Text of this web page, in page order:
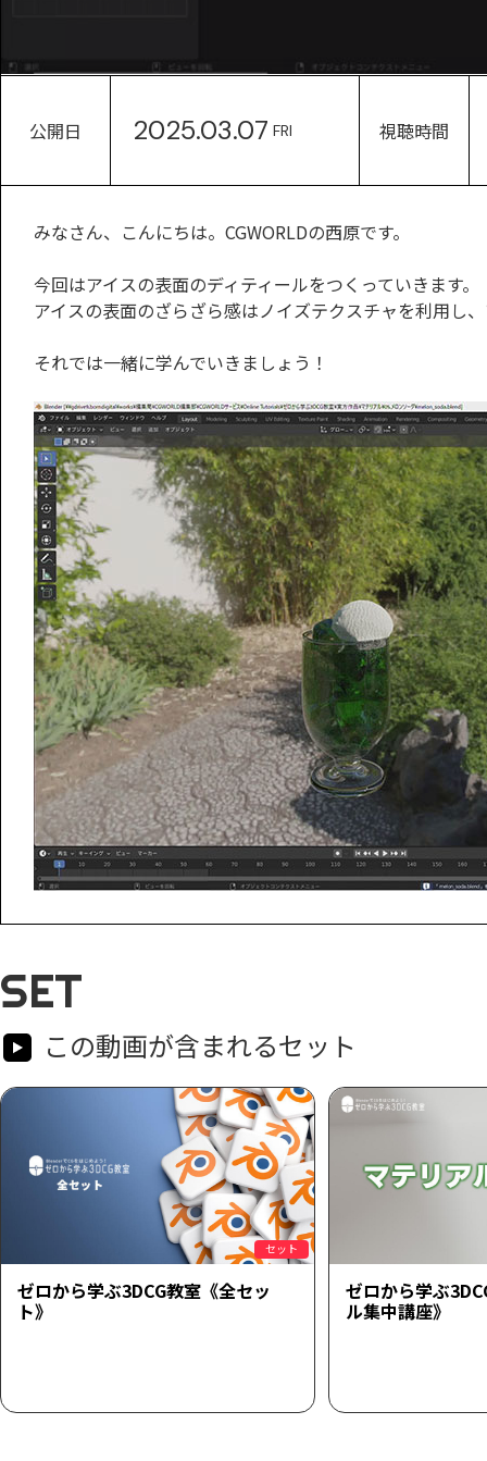
公開日 2025.03.07 FRI 視聴時間
みなさん、こんにちは。CGWORLDの西原です。
今回はアイスの表面のディティールをつくっていきます。
アイスの表面のざらざら感はノイズテクスチャを利用し
それでは一緒に学んでいきましょう！
SET
この動画が含まれるセット
セット
ゼロから学ぶ3DCG教室《全セッ
ト》
ゼロから学ぶ
ル集中講座》